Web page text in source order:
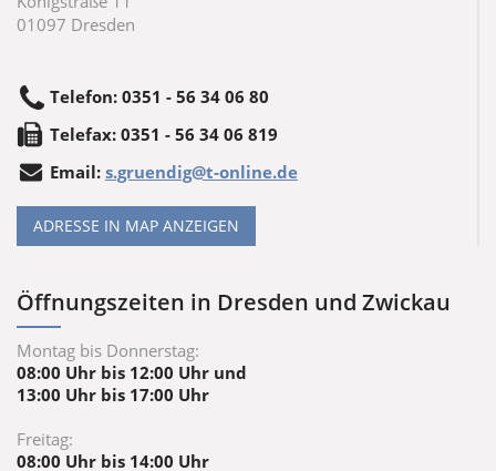
01097 Dresden
Telefon: 0351 - 56 34 06 80
Telefax: 0351 - 56 34 06 819
Email: s.gruendig@t-online.de
ADRESSE IN MAP ANZEIGEN
Öffnungszeiten in Dresden und Zwickau
Montag bis Donnerstag:
08:00 Uhr bis 12:00 Uhr und
13:00 Uhr bis 17:00 Uhr
Freitag:
08:00 Uhr bis 14:00 Uhr